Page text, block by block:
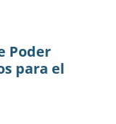
Poder
para el